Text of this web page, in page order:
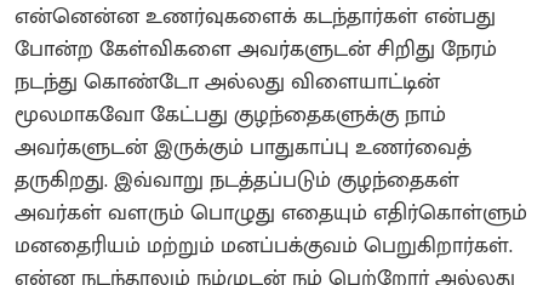
என்னென்ன உணர்வுகளைக் கடந்தார்கள் என்பது
போன்ற கேள்விகளை அவர்களுடன் சிறிது நேரம்
நடந்து கொண்டோ அல்லது விளையாட்டின்
மூலமாகவோ கேட்பது குழந்தைகளுக்கு நாம்
அவர்களுடன் இருக்கும் பாதுகாப்பு உணர்வைத்
தருகிறது. இவ்வாறு நடத்தப்படும் குழந்தைகள்
அவர்கள் வளரும் பொழுது எதையும் எதிர்கொள்ளும்
மனதைரியம் மற்றும் மனப்பக்குவம் பெறுகிறார்கள்.